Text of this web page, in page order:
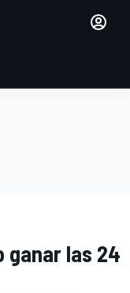
ganar las 24